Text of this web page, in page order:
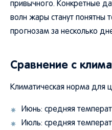
привычного. Конкретные
волн жары станут понятны
прогнозам за несколько
Сравнение с
Климатическая норма для
Июнь: средняя
Июль: средняя